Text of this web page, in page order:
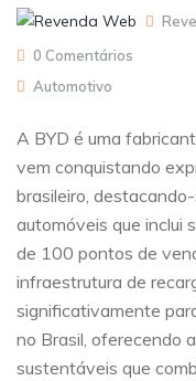
0 Comentários
Automotivo
A BYD é uma
vem conquistando
brasileiro,
automóveis que inclui
de 100 pontos de
infraestrutura de
significativamente
no Brasil, oferecendo
sustentáveis que